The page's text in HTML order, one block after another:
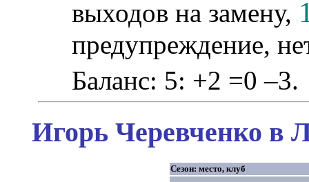
выходов на замену,
предупреждение,
Баланс: 5: +2 =0 –3.
Игорь Черевченко в
Сезон: место, клуб